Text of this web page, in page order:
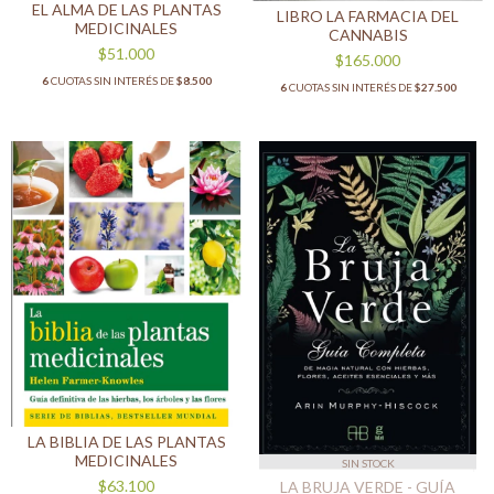
EL ALMA DE LAS PLANTAS
MEDICINALES
$51.000
6CUOTAS SIN INTERÉS DE$8.500
LIBRO LA FARMACIA DEL
CANNABIS
$165.000
6CUOTAS SIN INTERÉS DE$27.500
LA BIBLIA DE LAS PLANTAS
MEDICINALES
$63.100
SIN STOCK
LA BRUJA VERDE - GUÍA